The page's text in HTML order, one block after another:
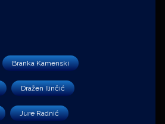
Branka Kamenski
Dražen Ilinčić
Jure Radnić